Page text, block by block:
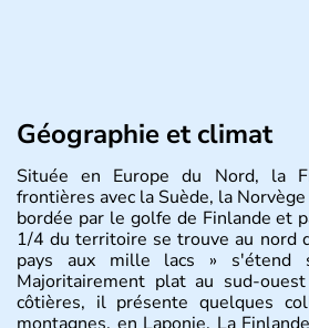
Géographie et climat
Située en Europe du Nord, la
frontières avec la Suède, la
bordée par le golfe de Finlande et
1/4 du territoire se trouve au nord
pays aux mille lacs » s'étend
Majoritairement plat au sud-
côtières, il présente quelques